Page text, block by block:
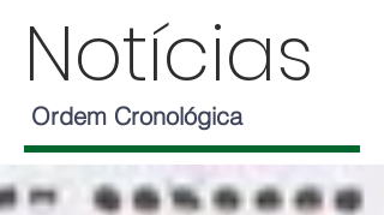
Notícias
Ordem Cronológica